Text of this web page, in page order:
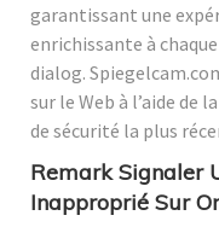
garantissant une
enrichissante à
dialog.
sur le Web à l’aide de
de sécurité la plus
Remark Signaler
Inapproprié Sur